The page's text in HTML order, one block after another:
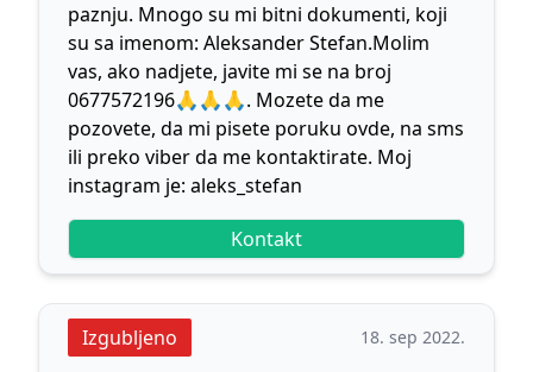
paznju. Mnogo su mi bitni dokumenti, koji
su sa imenom: Aleksander Stefan.Molim
vas, ako nadjete, javite mi se na broj
0677572196🙏🙏🙏. Mozete da me
pozovete, da mi pisete poruku ovde, na sms
ili preko viber da me kontaktirate. Moj
instagram je: aleks_stefan
Kontakt
Izgubljeno 18. sep 2022.